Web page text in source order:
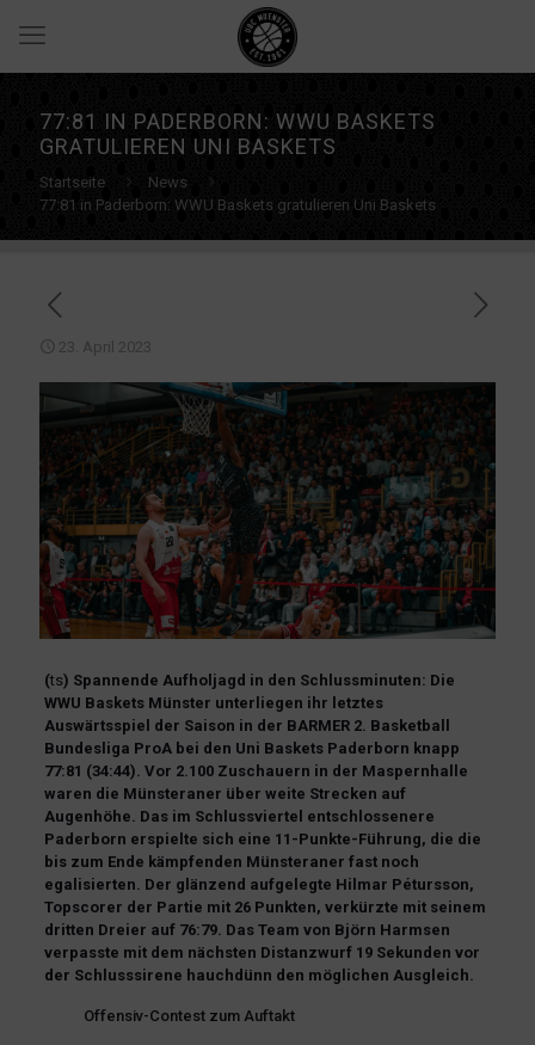
77:81 IN PADERBORN: WWU BASKETS
GRATULIEREN UNI BASKETS
Startseite
News
77:81 in Paderborn: WWU Baskets gratulieren Uni Baskets
23. April 2023
(ts) Spannende Aufholjagd in den Schlussminuten: Die
WWU Baskets Münster unterliegen ihr letztes
Auswärtsspiel der Saison in der BARMER 2. Basketball
Bundesliga ProA bei den Uni Baskets Paderborn knapp
77:81 (34:44). Vor 2.100 Zuschauern in der Maspernhalle
waren die Münsteraner über weite Strecken auf
Augenhöhe. Das im Schlussviertel entschlossenere
Paderborn erspielte sich eine 11-Punkte-Führung, die die
bis zum Ende kämpfenden Münsteraner fast noch
egalisierten. Der glänzend aufgelegte Hilmar Pétursson,
Topscorer der Partie mit 26 Punkten, verkürzte mit seinem
dritten Dreier auf 76:79. Das Team von Björn Harmsen
verpasste mit dem nächsten Distanzwurf 19 Sekunden vor
der Schlusssirene hauchdünn den möglichen Ausgleich.
Offensiv-Contest zum Auftakt